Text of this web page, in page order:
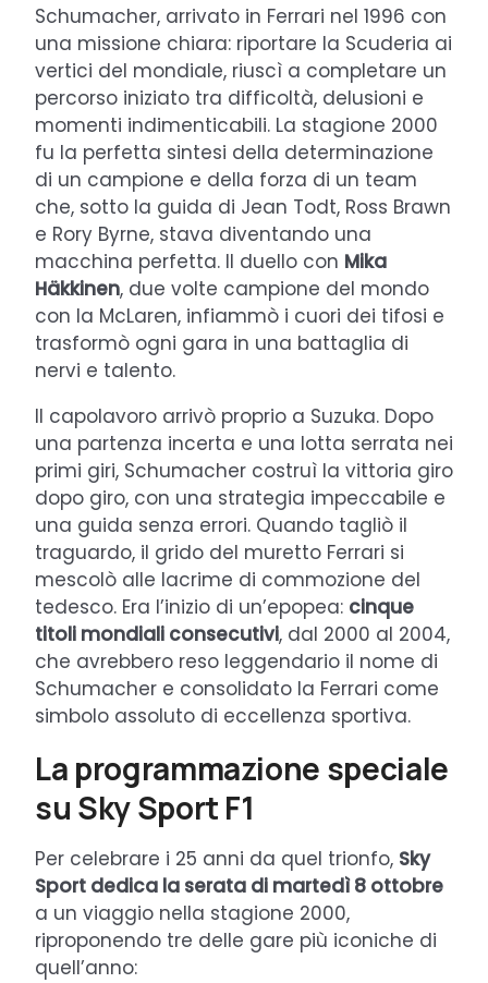
Schumacher, arrivato in Ferrari nel 1996 con
una missione chiara: riportare la Scuderia ai
vertici del mondiale, riuscì a completare un
percorso iniziato tra difficoltà, delusioni e
momenti indimenticabili. La stagione 2000
fu la perfetta sintesi della determinazione
di un campione e della forza di un team
che, sotto la guida di Jean Todt, Ross Brawn
e Rory Byrne, stava diventando una
macchina perfetta. Il duello con Mika
Häkkinen, due volte campione del mondo
con la McLaren, infiammò i cuori dei tifosi e
trasformò ogni gara in una battaglia di
nervi e talento.
Il capolavoro arrivò proprio a Suzuka. Dopo
una partenza incerta e una lotta serrata nei
primi giri, Schumacher costruì la vittoria giro
dopo giro, con una strategia impeccabile e
una guida senza errori. Quando tagliò il
traguardo, il grido del muretto Ferrari si
mescolò alle lacrime di commozione del
tedesco. Era l’inizio di un’epopea: cinque
titoli mondiali consecutivi, dal 2000 al 2004,
che avrebbero reso leggendario il nome di
Schumacher e consolidato la Ferrari come
simbolo assoluto di eccellenza sportiva.
La programmazione speciale
su Sky Sport F1
Per celebrare i 25 anni da quel trionfo, Sky
Sport dedica la serata di martedì 8 ottobre
a un viaggio nella stagione 2000,
riproponendo tre delle gare più iconiche di
quell’anno: